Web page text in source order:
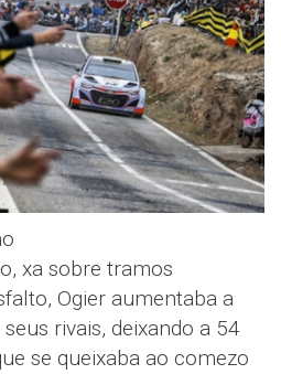
xa sobre tramos
Ogier aumentaba a
rivais, deixando a 54
se queixaba ao comezo